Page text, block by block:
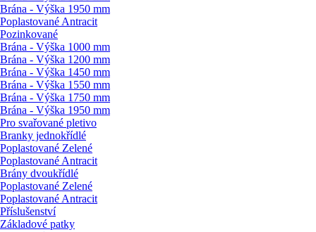
Brána - Výška 1950 mm
Poplastované Antracit
Pozinkované
Brána - Výška 1000 mm
Brána - Výška 1200 mm
Brána - Výška 1450 mm
Brána - Výška 1550 mm
Brána - Výška 1750 mm
Brána - Výška 1950 mm
Pro svařované pletivo
Branky jednokřídlé
Poplastované Zelené
Poplastované Antracit
Brány dvoukřídlé
Poplastované Zelené
Poplastované Antracit
Příslušenství
Základové patky